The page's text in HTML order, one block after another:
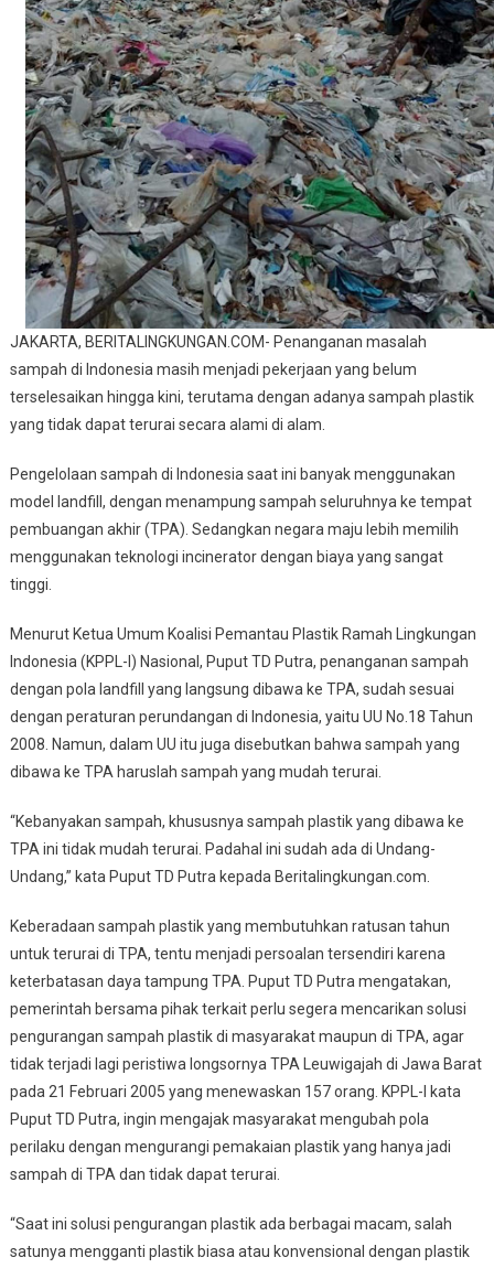
JAKARTA, BERITALINGKUNGAN.COM- Penanganan masalah
sampah di Indonesia masih menjadi pekerjaan yang belum
terselesaikan hingga kini, terutama dengan adanya sampah plastik
yang tidak dapat terurai secara alami di alam.
Pengelolaan sampah di Indonesia saat ini banyak menggunakan
model landfill, dengan menampung sampah seluruhnya ke tempat
pembuangan akhir (TPA). Sedangkan negara maju lebih memilih
menggunakan teknologi incinerator dengan biaya yang sangat
tinggi.
Menurut Ketua Umum Koalisi Pemantau Plastik Ramah Lingkungan
Indonesia (KPPL-I) Nasional, Puput TD Putra, penanganan sampah
dengan pola landfill yang langsung dibawa ke TPA, sudah sesuai
dengan peraturan perundangan di Indonesia, yaitu UU No.18 Tahun
2008. Namun, dalam UU itu juga disebutkan bahwa sampah yang
dibawa ke TPA haruslah sampah yang mudah terurai.
“Kebanyakan sampah, khususnya sampah plastik yang dibawa ke
TPA ini tidak mudah terurai. Padahal ini sudah ada di Undang-
Undang,” kata Puput TD Putra kepada Beritalingkungan.com.
Keberadaan sampah plastik yang membutuhkan ratusan tahun
untuk terurai di TPA, tentu menjadi persoalan tersendiri karena
keterbatasan daya tampung TPA. Puput TD Putra mengatakan,
pemerintah bersama pihak terkait perlu segera mencarikan solusi
pengurangan sampah plastik di masyarakat maupun di TPA, agar
tidak terjadi lagi peristiwa longsornya TPA Leuwigajah di Jawa Barat
pada 21 Februari 2005 yang menewaskan 157 orang. KPPL-I kata
Puput TD Putra, ingin mengajak masyarakat mengubah pola
perilaku dengan mengurangi pemakaian plastik yang hanya jadi
sampah di TPA dan tidak dapat terurai.
“Saat ini solusi pengurangan plastik ada berbagai macam, salah
satunya mengganti plastik biasa atau konvensional dengan plastik